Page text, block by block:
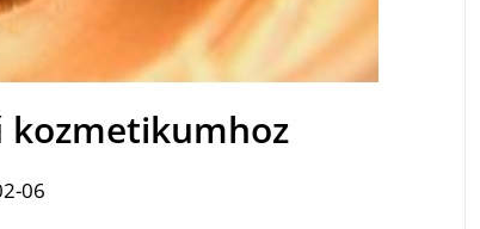
kozmetikumhoz
06